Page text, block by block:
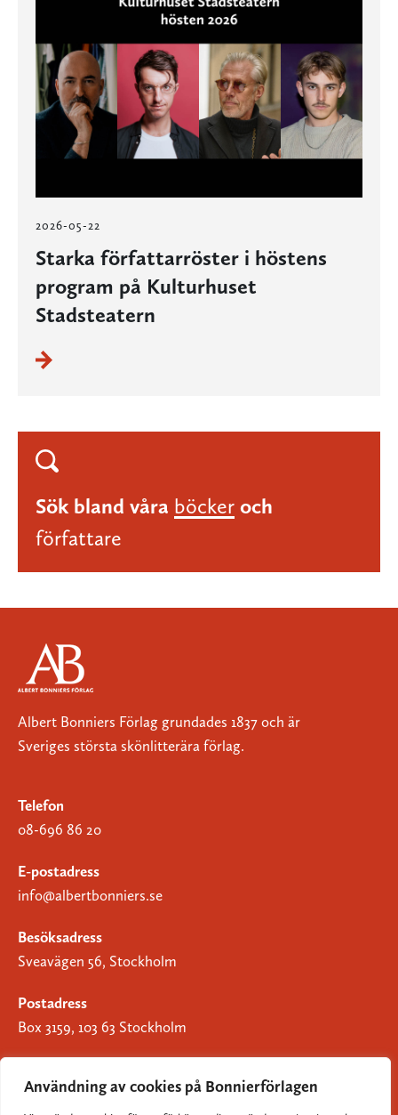
Användning av cookies på Bonnierförlagen
2026-05-22
Starka författarröster i höstens
program på Kulturhuset
Stadsteatern
Sök bland våra böcker och
författare
Albert Bonniers Förlag grundades 1837 och är
Sveriges största skönlitterära förlag.
Telefon
08-696 86 20
E-postadress
info@albertbonniers.se
Besöksadress
Sveavägen 56, Stockholm
Postadress
Box 3159, 103 63 Stockholm